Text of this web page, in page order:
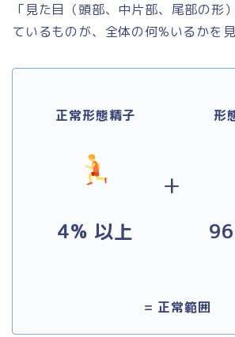
「見た目（頭部、中片部、尾部の形
ているものが、全体の何%いるかを
正常形態精子
4% 以上
+
形
= 正常範囲